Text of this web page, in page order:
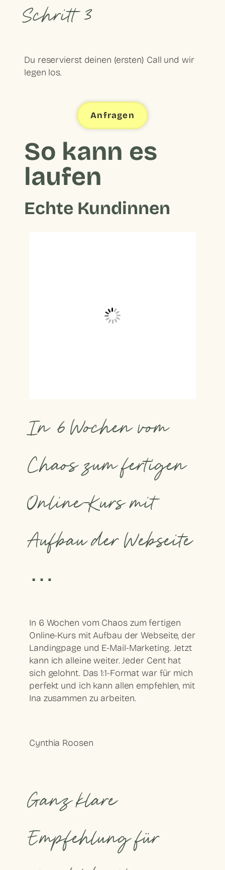
Schritt 3
Du reservierst deinen (ersten) Call und wir
legen los.
Anfragen
So kann es
laufen
Echte Kundinnen
In 6 Wochen vom
Chaos zum fertigen
Online-Kurs mit
Aufbau der Webseite
…
In 6 Wochen vom Chaos zum fertigen
Online-Kurs mit Aufbau der Webseite, der
Landingpage und E-Mail-Marketing. Jetzt
kann ich alleine weiter. Jeder Cent hat
sich gelohnt. Das 1:1-Format war für mich
perfekt und ich kann allen empfehlen, mit
Ina zusammen zu arbeiten.
Cynthia Roosen
Ganz klare
Empfehlung für